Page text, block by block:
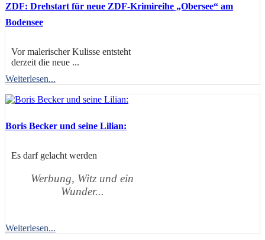
ZDF: Drehstart für neue ZDF-Krimireihe „Obersee“ am
Bodensee
Vor malerischer Kulisse entsteht
derzeit die neue ...
Weiterlesen...
Boris Becker und seine Lilian:
Es darf gelacht werden
Werbung, Witz und ein
Wunder...
Weiterlesen...